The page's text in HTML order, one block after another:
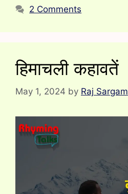
2 Comments
हिमाचली कहावतें
May 1, 2024 by Raj Sargam